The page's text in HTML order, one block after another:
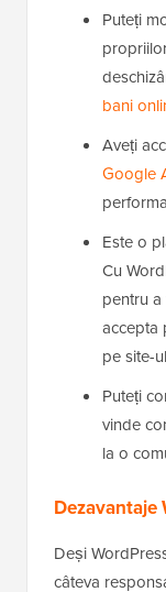
Puteți
bani
Aveți
Google
Este o
Cu
pentru
accepta
pe site-
Puteți
vinde
la o
Dezavantaje
Deși
câteva